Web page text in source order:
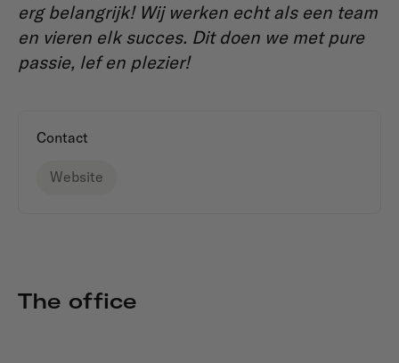
erg belangrijk! Wij werken echt als een team
en vieren elk succes. Dit doen we met pure
passie, lef en plezier!
Contact
Website
The office